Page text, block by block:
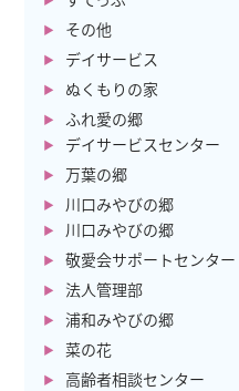
その他
デイサービス
ぬくもりの家
ふれ愛の郷
デイサービスセンター
万葉の郷
川口みやびの郷
川口みやびの郷
敬愛会サポートセンター
法人管理部
浦和みやびの郷
菜の花
高齢者相談センター